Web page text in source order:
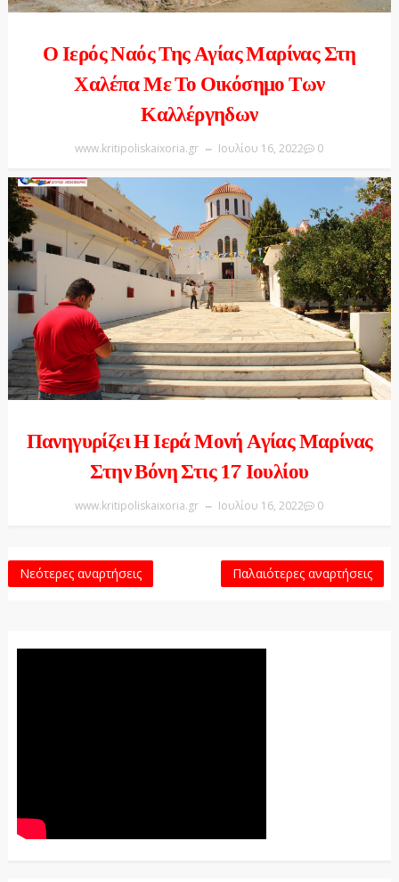
Ο Ιερός Ναός Της Αγίας Μαρίνας Στη
Χαλέπα Με Το Οικόσημο Των
Καλλέργηδων
www.kritipoliskaixoria.gr Ιουλίου 16, 2022 0
Πανηγυρίζει Η Ιερά Μονή Αγίας Μαρίνας
Στην Βόνη Στις 17 Ιουλίου
www.kritipoliskaixoria.gr Ιουλίου 16, 2022 0
Νεότερες αναρτήσεις Παλαιότερες αναρτήσεις